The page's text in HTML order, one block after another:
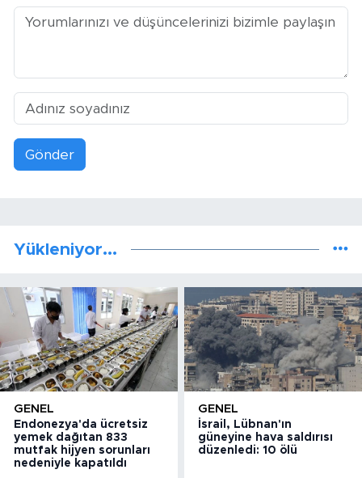
Gönder
Yükleniyor...
GENEL
Endonezya'da ücretsiz
yemek dağıtan 833
mutfak hijyen sorunları
nedeniyle kapatıldı
GENEL
İsrail, Lübnan'ın
güneyine hava saldırısı
düzenledi: 10 ölü